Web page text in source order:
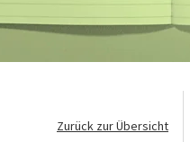
Zurück zur Übersicht